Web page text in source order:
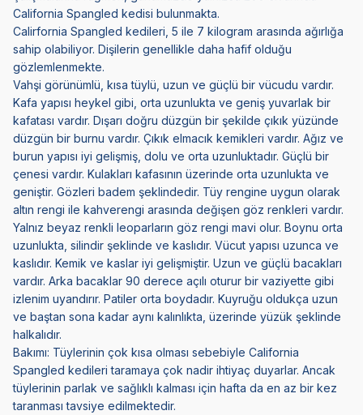
California Spangled kedisi bulunmakta.
Calirfornia Spangled kedileri, 5 ile 7 kilogram arasında ağırlığa
sahip olabiliyor. Dişilerin genellikle daha hafif olduğu
gözlemlenmekte.
Vahşi görünümlü, kısa tüylü, uzun ve güçlü bir vücudu vardır.
Kafa yapısı heykel gibi, orta uzunlukta ve geniş yuvarlak bir
kafatası vardır. Dışarı doğru düzgün bir şekilde çıkık yüzünde
düzgün bir burnu vardır. Çıkık elmacık kemikleri vardır. Ağız ve
burun yapısı iyi gelişmiş, dolu ve orta uzunluktadır. Güçlü bir
çenesi vardır. Kulakları kafasının üzerinde orta uzunlukta ve
geniştir. Gözleri badem şeklindedir. Tüy rengine uygun olarak
altın rengi ile kahverengi arasında değişen göz renkleri vardır.
Yalnız beyaz renkli leoparların göz rengi mavi olur. Boynu orta
uzunlukta, silindir şeklinde ve kaslıdır. Vücut yapısı uzunca ve
kaslıdır. Kemik ve kaslar iyi gelişmiştir. Uzun ve güçlü bacakları
vardır. Arka bacaklar 90 derece açılı oturur bir vaziyette gibi
izlenim uyandırır. Patiler orta boydadır. Kuyruğu oldukça uzun
ve baştan sona kadar aynı kalınlıkta, üzerinde yüzük şeklinde
halkalıdır.
Bakımı: Tüylerinin çok kısa olması sebebiyle California
Spangled kedileri taramaya çok nadir ihtiyaç duyarlar. Ancak
tüylerinin parlak ve sağlıklı kalması için hafta da en az bir kez
taranması tavsiye edilmektedir.